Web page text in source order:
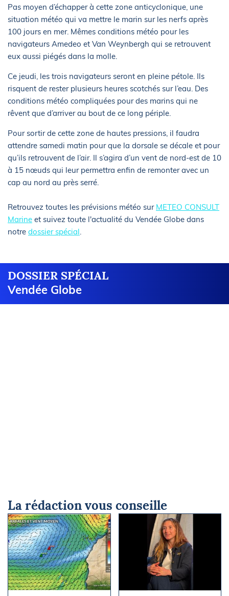
Pas moyen d’échapper à cette zone anticyclonique, une
situation météo qui va mettre le marin sur les nerfs après
100 jours en mer. Mêmes conditions météo pour les
navigateurs Amedeo et Van Weynbergh qui se retrouvent
eux aussi piégés dans la molle.
Ce jeudi, les trois navigateurs seront en pleine pétole. Ils
risquent de rester plusieurs heures scotchés sur l’eau. Des
conditions météo compliquées pour des marins qui ne
rêvent que d’arriver au bout de ce long périple.
Pour sortir de cette zone de hautes pressions, il faudra
attendre samedi matin pour que la dorsale se décale et pour
qu’ils retrouvent de l’air. Il s’agira d’un vent de nord-est de 10
à 15 nœuds qui leur permettra enfin de remonter avec un
cap au nord au près serré.
Retrouvez toutes les prévisions météo sur METEO CONSULT
Marine et suivez toute l'actualité du Vendée Globe dans
notre dossier spécial
DOSSIER SPÉCIAL
Vendée Globe
La rédaction vous conseille